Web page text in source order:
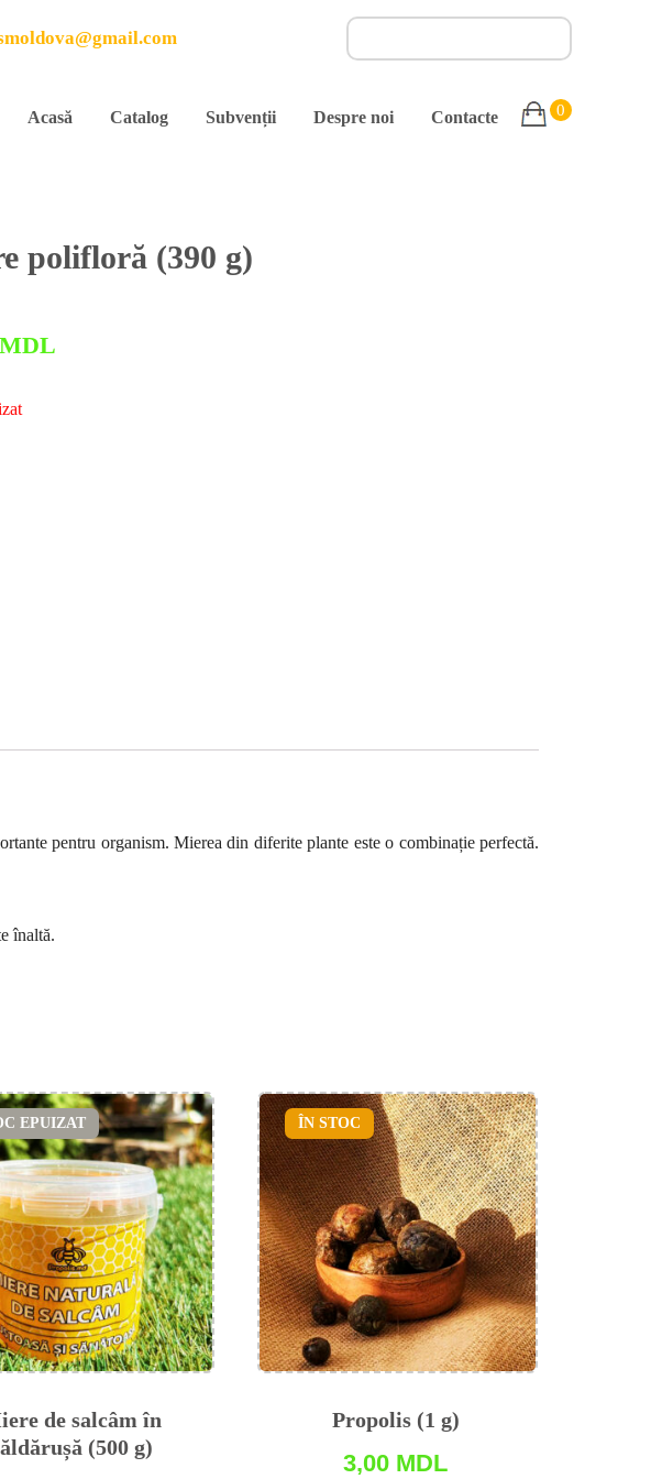
Acasă Catalog Subvenții Despre noi Contacte 0
polifloră (390 g)
MDL
pentru organism. Mierea din diferite plante este o combinație perfectă.
înaltă.
de salсâm în
(500 g)
EPUIZAT
Propolis (1 g)
3,00 MDL
ÎN STOC